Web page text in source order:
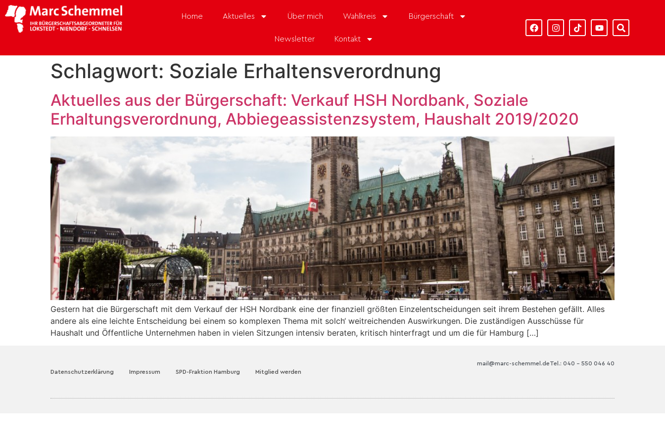
Home Aktuelles Über mich Wahlkreis Bürgerschaft
Newsletter Kontakt
Schlagwort: Soziale Erhaltensverordnung
Aktuelles aus der Bürgerschaft: Verkauf HSH Nordbank, Soziale
Erhaltungsverordnung, Abbiegeassistenzsystem, Haushalt 2019/2020
Gestern hat die Bürgerschaft mit dem Verkauf der HSH Nordbank eine der finanziell größten Einzelentscheidungen seit ihrem Bestehen gefällt. Alles
andere als eine leichte Entscheidung bei einem so komplexen Thema mit solch‘ weitreichenden Auswirkungen. Die zuständigen Ausschüsse für
Haushalt und Öffentliche Unternehmen haben in vielen Sitzungen intensiv beraten, kritisch hinterfragt und um die für Hamburg […]
Datenschutzerklärung Impressum SPD-Fraktion Hamburg Mitglied werden
Tel.: 040 – 550 046 40
mail@marc-schemmel.de